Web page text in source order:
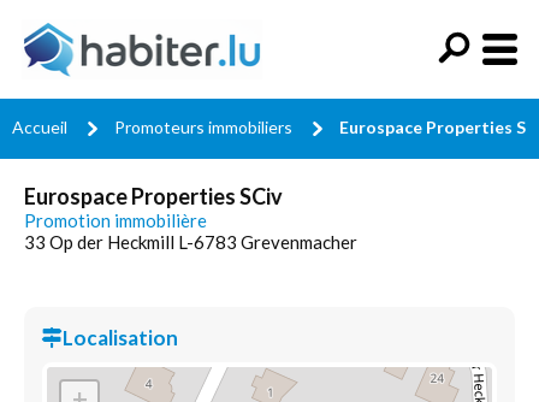
Accueil Promoteurs immobiliers Eurospace Properties
Eurospace Properties SCiv
Promotion immobilière
33 Op der Heckmill L-6783 Grevenmacher
Localisation